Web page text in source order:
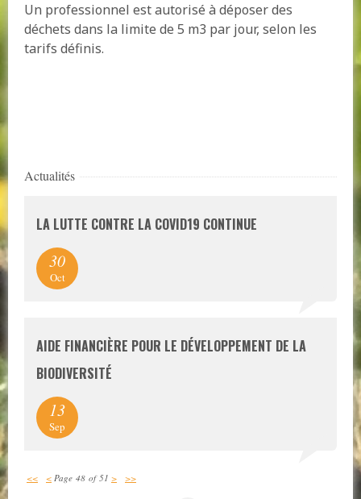
Un professionnel est autorisé à déposer des
déchets dans la limite de 5 m3 par jour, selon les
tarifs définis.
Actualités
LA LUTTE CONTRE LA COVID19 CONTINUE
30
Oct
AIDE FINANCIÈRE POUR LE DÉVELOPPEMENT DE LA
BIODIVERSITÉ
13
Sep
<< < Page 48 of 51 > >>